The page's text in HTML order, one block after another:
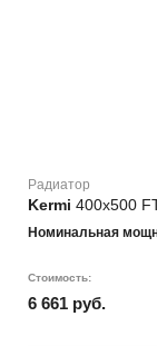
Радиатор
Kermi 400х500
Номинальная
Стоимость:
6 661 руб.